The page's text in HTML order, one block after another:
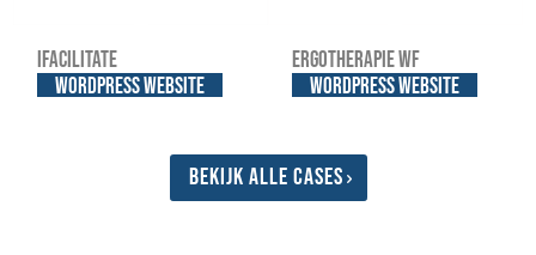
iFacilitate
WordPress website
Ergotherapie WF
WordPress website
Bekijk alle cases